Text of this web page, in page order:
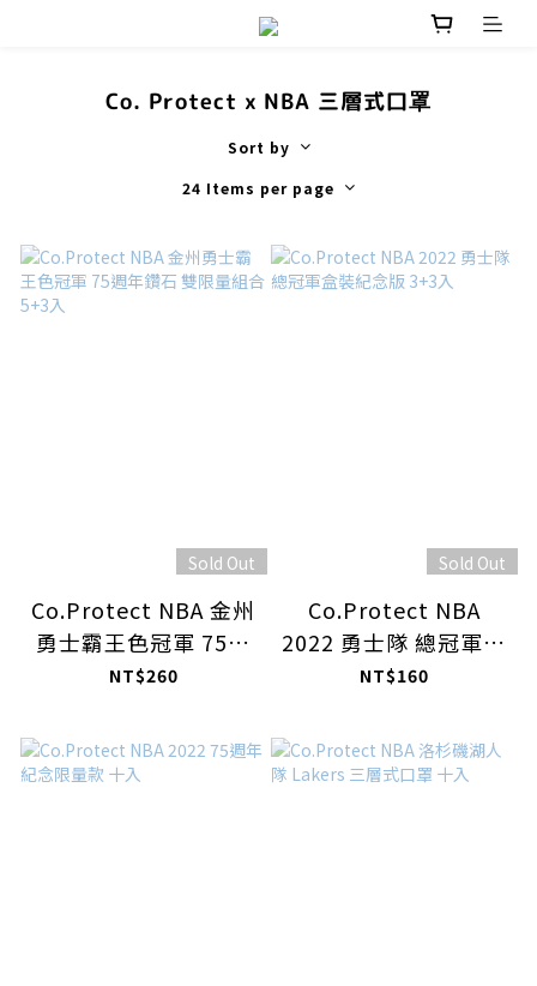
Co. Protect x NBA 三層式口罩
Sort by
24 Items per page
Sold Out
Co.Protect NBA 金州
勇士霸王色冠軍 75週
年鑽石 雙限量組合
NT$260
Sold Out
Co.Protect NBA
2022 勇士隊 總冠軍盒
裝紀念版 3+3入
NT$160